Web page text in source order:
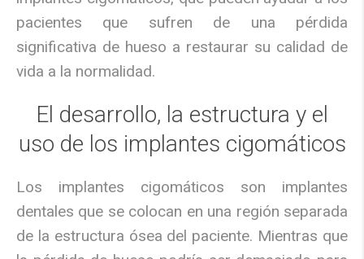
pacientes que sufren de una pérdida
significativa de hueso a restaurar su calidad de
vida a la normalidad.
El desarrollo, la estructura y el
uso de los implantes cigomáticos
Los implantes cigomáticos son implantes
dentales que se colocan en una región separada
de la estructura ósea del paciente. Mientras que